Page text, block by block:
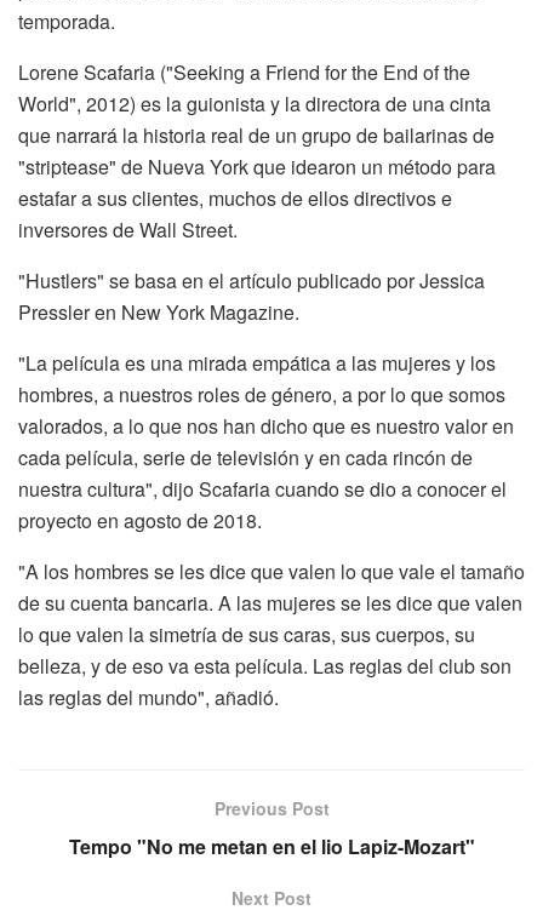
temporada.
Lorene Scafaria ("Seeking a Friend for the End of the
World", 2012) es la guionista y la directora de una cinta
que narrará la historia real de un grupo de bailarinas de
"striptease" de Nueva York que idearon un método para
estafar a sus clientes, muchos de ellos directivos e
inversores de Wall Street.
"Hustlers" se basa en el artículo publicado por Jessica
Pressler en New York Magazine.
"La película es una mirada empática a las mujeres y los
hombres, a nuestros roles de género, a por lo que somos
valorados, a lo que nos han dicho que es nuestro valor en
cada película, serie de televisión y en cada rincón de
nuestra cultura", dijo Scafaria cuando se dio a conocer el
proyecto en agosto de 2018.
"A los hombres se les dice que valen lo que vale el tamaño
de su cuenta bancaria. A las mujeres se les dice que valen
lo que valen la simetría de sus caras, sus cuerpos, su
belleza, y de eso va esta película. Las reglas del club son
las reglas del mundo", añadió.
Previous Post
Tempo "No me metan en el lio Lapiz-Mozart"
Next Post